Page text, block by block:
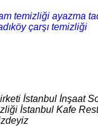
temizliği ayazma
çarşı temizliği
İstanbul İnşaat
İstanbul Kafe